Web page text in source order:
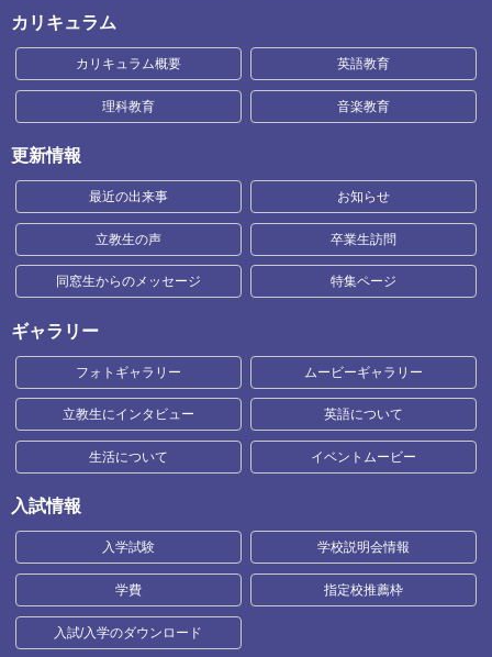
カリキュラム
カリキュラム概要 英語教育
理科教育 音楽教育
更新情報
最近の出来事 お知らせ
立教生の声 卒業生訪問
同窓生からのメッセージ 特集ページ
ギャラリー
フォトギャラリー ムービーギャラリー
立教生にインタビュー 英語について
生活について イベントムービー
入試情報
入学試験 学校説明会情報
学費 指定校推薦枠
入試/入学のダウンロード